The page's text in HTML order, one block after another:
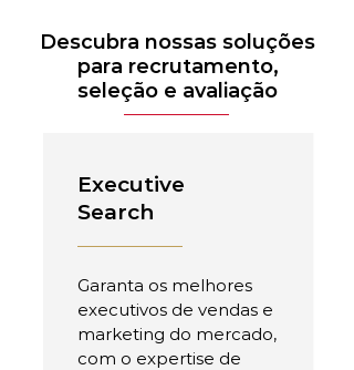
Descubra nossas soluções
para recrutamento,
seleção e avaliação
Executive
Search
Garanta os melhores
executivos de vendas e
marketing do mercado,
com o expertise de